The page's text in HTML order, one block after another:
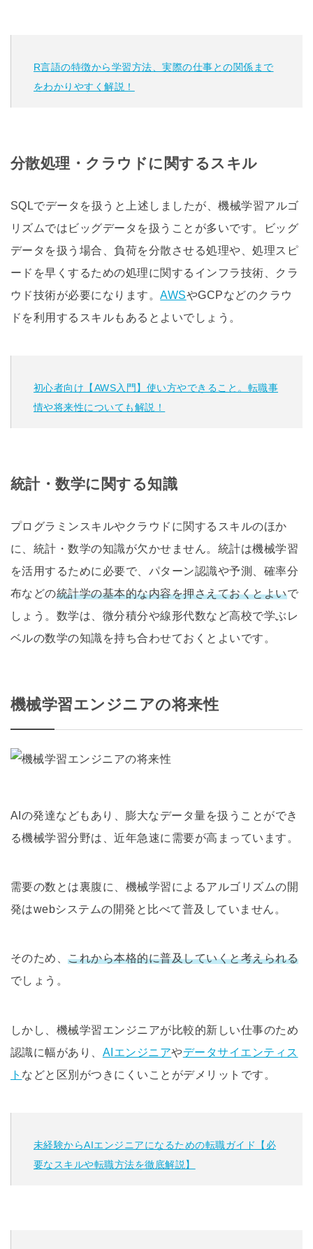
R言語の特徴から学習方法、実際の仕事との関係まで
をわかりやすく解説！
分散処理・クラウドに関するスキル
SQLでデータを扱うと上述しましたが、機械学習アルゴ
リズムではビッグデータを扱うことが多いです。ビッグ
データを扱う場合、負荷を分散させる処理や、処理スピ
ードを早くするための処理に関するインフラ技術、クラ
ウド技術が必要になります。AWSやGCPなどのクラウ
ドを利用するスキルもあるとよいでしょう。
初心者向け【AWS入門】使い方やできること。転職事
情や将来性についても解説！
統計・数学に関する知識
プログラミンスキルやクラウドに関するスキルのほか
に、統計・数学の知識が欠かせません。統計は機械学習
を活用するために必要で、パターン認識や予測、確率分
布などの統計学の基本的な内容を押さえておくとよいで
しょう。数学は、微分積分や線形代数など高校で学ぶレ
ベルの数学の知識を持ち合わせておくとよいです。
機械学習エンジニアの将来性
AIの発達などもあり、膨大なデータ量を扱うことができ
る機械学習分野は、近年急速に需要が高まっています。
需要の数とは裏腹に、機械学習によるアルゴリズムの開
発はwebシステムの開発と比べて普及していません。
そのため、これから本格的に普及していくと考えられる
でしょう。
しかし、機械学習エンジニアが比較的新しい仕事のため
認識に幅があり、 AIエンジニアやデータサイエンティス
ト などと区別がつきにくいことがデメリットです。
未経験からAIエンジニアになるための転職ガイド【必
要なスキルや転職方法を徹底解説】